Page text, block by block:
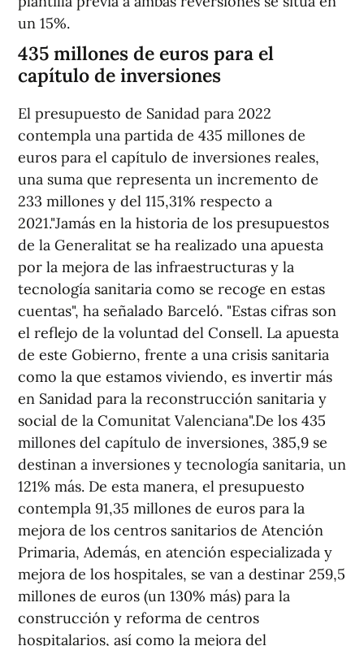
un 15%.
435 millones de euros para el
capítulo de inversiones
El presupuesto de Sanidad para 2022
contempla una partida de 435 millones de
euros para el capítulo de inversiones reales,
una suma que representa un incremento de
233 millones y del 115,31% respecto a
2021."Jamás en la historia de los presupuestos
de la Generalitat se ha realizado una apuesta
por la mejora de las infraestructuras y la
tecnología sanitaria como se recoge en estas
cuentas", ha señalado Barceló. "Estas cifras son
el reflejo de la voluntad del Consell. La apuesta
de este Gobierno, frente a una crisis sanitaria
como la que estamos viviendo, es invertir más
en Sanidad para la reconstrucción sanitaria y
social de la Comunitat Valenciana".De los 435
millones del capítulo de inversiones, 385,9 se
destinan a inversiones y tecnología sanitaria, un
121% más. De esta manera, el presupuesto
contempla 91,35 millones de euros para la
mejora de los centros sanitarios de Atención
Primaria, Además, en atención especializada y
mejora de los hospitales, se van a destinar 259,5
millones de euros (un 130% más) para la
construcción y reforma de centros
hospitalarios, así como la mejora del